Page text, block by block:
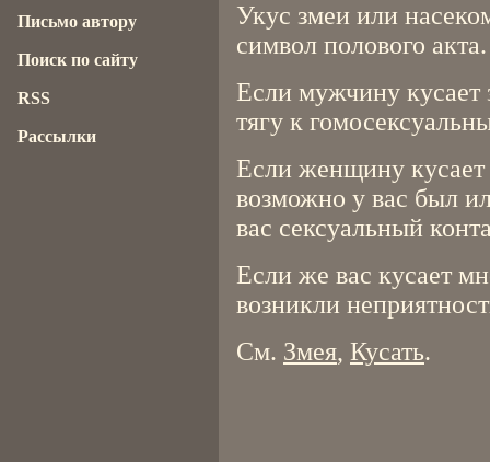
Укус змеи или
символ полового акта.
Если мужчину кусает
тягу к
Если женщину кусает
возможно у вас был
вас сексуальный
Если же вас кусает
возникли
См. Змея, Кусать.
Письмо автору
Поиск по сайту
RSS
Рассылки